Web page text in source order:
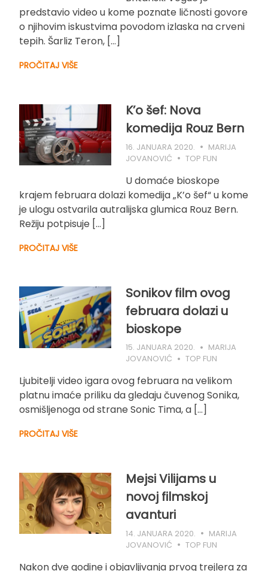
predstavio video u kome poznate ličnosti govore
o njihovim iskustvima povodom izlaska na crveni
tepih. Šarliz Teron, […]
PROČITAJ VIŠE
K’o šef: Nova
komedija Rouz Bern
16. JANUARA 2020.
MARIJA
JOVANOVIĆ
TOP FUN
U domaće bioskope
krajem februara dolazi komedija „K’o šef“ u kome
je ulogu ostvarila autralijska glumica Rouz Bern.
Režiju potpisuje […]
PROČITAJ VIŠE
Sonikov film ovog
februara dolazi u
bioskope
15. JANUARA 2020.
MARIJA
JOVANOVIĆ
TOP FUN
Ljubitelji video igara ovog februara na velikom
platnu imaće priliku da gledaju čuvenog Sonika,
osmišljenoga od strane Sonic Tima, a […]
PROČITAJ VIŠE
Mejsi Vilijams u
novoj filmskoj
avanturi
14. JANUARA 2020.
MARIJA
JOVANOVIĆ
TOP FUN
Nakon dve godine i objavljivanja prvog trejlera za